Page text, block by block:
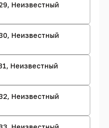
Неизвестный
Неизвестный
Неизвестный
Неизвестный